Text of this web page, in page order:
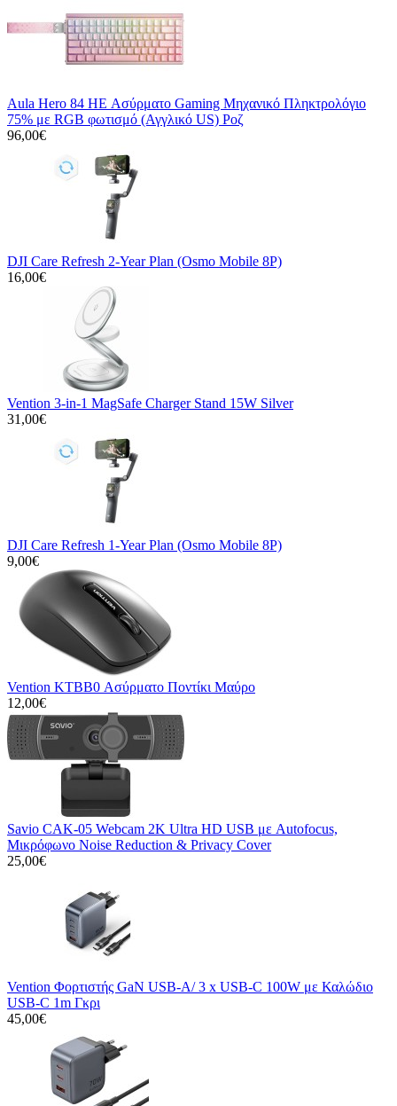
Aula Hero 84 HE Ασύρματο Gaming Μηχανικό Πληκτρολόγιο
75% με RGB φωτισμό (Αγγλικό US) Ροζ
96,00€
DJI Care Refresh 2-Year Plan (Osmo Mobile 8P)
16,00€
Vention 3-in-1 MagSafe Charger Stand 15W Silver
31,00€
DJI Care Refresh 1-Year Plan (Osmo Mobile 8P)
9,00€
Vention KTBB0 Ασύρματο Ποντίκι Μαύρο
12,00€
Savio CAK-05 Webcam 2K Ultra HD USB με Autofocus,
Μικρόφωνο Noise Reduction & Privacy Cover
25,00€
Vention Φορτιστής GaN USB-A/ 3 x USB-C 100W με Καλώδιο
USB-C 1m Γκρι
45,00€